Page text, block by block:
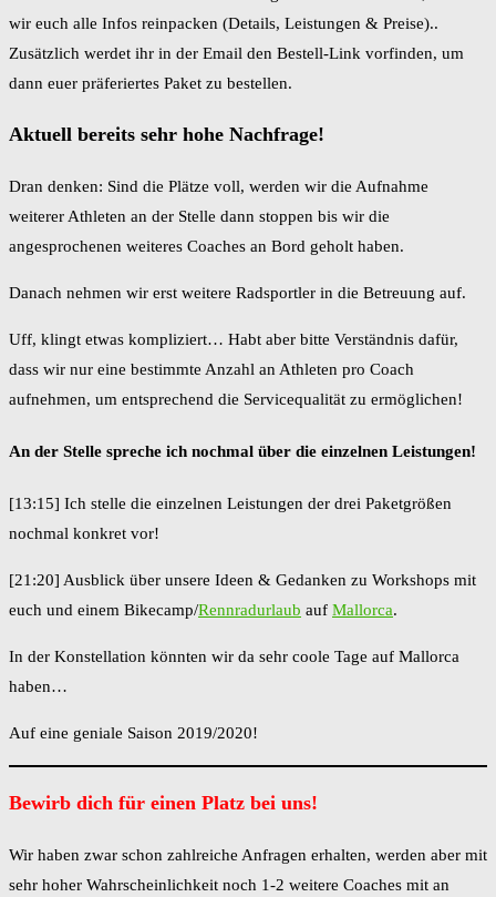
wir euch alle Infos reinpacken (Details, Leistungen & Preise)..
Zusätzlich werdet ihr in der Email den Bestell-Link vorfinden, um
dann euer präferiertes Paket zu bestellen.
Aktuell bereits sehr hohe Nachfrage!
Dran denken: Sind die Plätze voll, werden wir die Aufnahme
weiterer Athleten an der Stelle dann stoppen bis wir die
angesprochenen weiteres Coaches an Bord geholt haben.
Danach nehmen wir erst weitere Radsportler in die Betreuung auf.
Uff, klingt etwas kompliziert… Habt aber bitte Verständnis dafür,
dass wir nur eine bestimmte Anzahl an Athleten pro Coach
aufnehmen, um entsprechend die Servicequalität zu ermöglichen!
An der Stelle spreche ich nochmal über die einzelnen Leistungen!
[13:15] Ich stelle die einzelnen Leistungen der drei Paketgrößen
nochmal konkret vor!
[21:20] Ausblick über unsere Ideen & Gedanken zu Workshops mit
euch und einem Bikecamp/Rennradurlaub auf Mallorca.
In der Konstellation könnten wir da sehr coole Tage auf Mallorca
haben…
Auf eine geniale Saison 2019/2020!
Bewirb dich für einen Platz bei uns!
Wir haben zwar schon zahlreiche Anfragen erhalten, werden aber mit
sehr hoher Wahrscheinlichkeit noch 1-2 weitere Coaches mit an